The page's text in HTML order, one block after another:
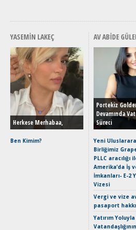
YASEMIN LAKEÇ
Herkese Merhabaa,
Ben Kimim?
AV ABIDE
Portekiz
Devamında
Süreci
Yeni
Birliğimiz
PLLC aracılığı
Amerika’da İş
İmkanları- E-2
Vizesi
Vergi ve vize
pasaport
Yatırım
Vatandaşlığının